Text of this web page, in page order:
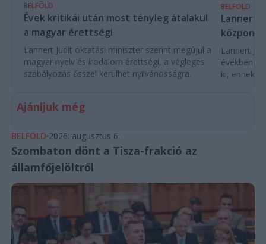
BELFÖLD
Évek kritikái után most tényleg átalakul
a magyar érettségi
Lannert Judit oktatási miniszter szerint megújul a
magyar nyelv és irodalom érettségi, a végleges
szabályozás ősszel kerülhet nyilvánosságra.
BELFÖLD
Lannert
Lannert
években
ki, ennek
Ajánljuk még
BELFÖLD 2026. augusztus 6.
Szombaton dönt a Tisza-frakció az
államfőjelöltről